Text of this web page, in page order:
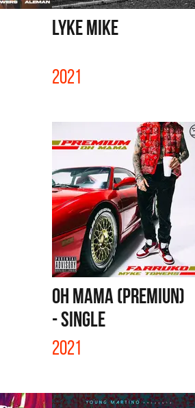
LYKE MIKE
2021
OH MAMA (PREMIUN)
- SINGLE
2021